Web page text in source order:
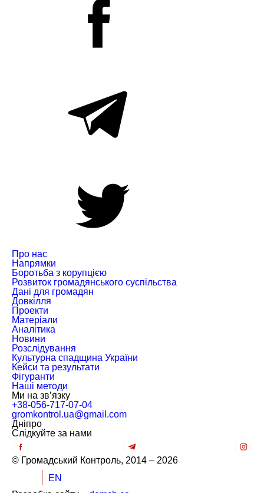
Про нас
Напрямки
Боротьба з корупцією
Розвиток громадянського суспільства
Дані для громадян
Довкілля
Проекти
Матеріали
Аналітика
Новини
Розслідування
Культурна спадщина України
Кейси та результати
Фігуранти
Наші методи
Ми на зв’язку
+38-056-717-07-04
gromkontrol.ua@gmail.com
Дніпро
Слiдкуйте за нами
© Громадський Контроль, 2014 – 2026
EN